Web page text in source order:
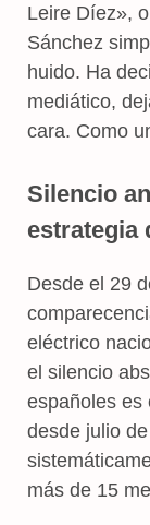
Leire Díez»,
Sánchez
huido. Ha
mediático,
cara. Como
Silencio
estrategia
Desde el 29
eléctrico
el silencio
españoles es
desde julio
más de 15